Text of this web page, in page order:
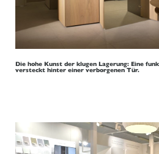
Die hohe Kunst der klugen Lagerung: Eine
versteckt hinter einer verborgenen Tür.